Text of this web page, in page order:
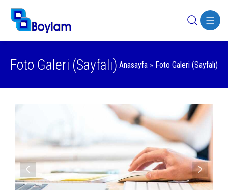
Foto Galeri (Sayfalı) Anasayfa » Foto Galeri (Sayfalı)